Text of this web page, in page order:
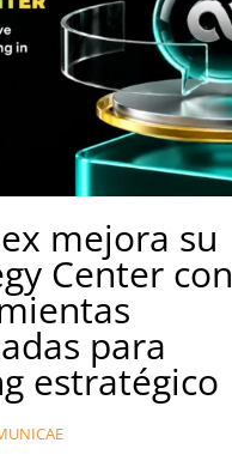
mejora su
Center con
para
estratégico